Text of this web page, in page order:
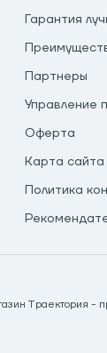
Гарантия
Партнеры
Управление
Оферта
Карта сайта
Политика
Траектория -